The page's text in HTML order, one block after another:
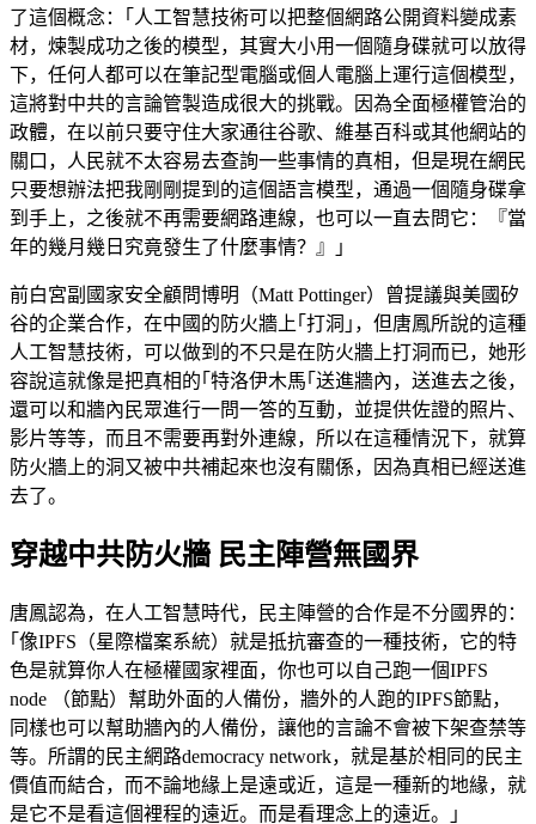
了這個概念：｢人工智慧技術可以把整個網路公開資料變成素
材，煉製成功之後的模型，其實大小用一個隨身碟就可以放得
下，任何人都可以在筆記型電腦或個人電腦上運行這個模型，
這將對中共的言論管製造成很大的挑戰。因為全面極權管治的
政體，在以前只要守住大家通往谷歌、維基百科或其他網站的
關口，人民就不太容易去查詢一些事情的真相，但是現在網民
只要想辦法把我剛剛提到的這個語言模型，通過一個隨身碟拿
到手上，之後就不再需要網路連線，也可以一直去問它：『當
年的幾月幾日究竟發生了什麼事情？』｣
前白宮副國家安全顧問博明（Matt Pottinger）曾提議與美國矽
谷的企業合作，在中國的防火牆上｢打洞｣，但唐鳳所說的這種
人工智慧技術，可以做到的不只是在防火牆上打洞而已，她形
容說這就像是把真相的｢特洛伊木馬｢送進牆內，送進去之後，
還可以和牆內民眾進行一問一答的互動，並提供佐證的照片、
影片等等，而且不需要再對外連線，所以在這種情況下，就算
防火牆上的洞又被中共補起來也沒有關係，因為真相已經送進
去了。
穿越中共防火牆 民主陣營無國界
唐鳳認為，在人工智慧時代，民主陣營的合作是不分國界的：
｢像IPFS（星際檔案系統）就是抵抗審查的一種技術，它的特
色是就算你人在極權國家裡面，你也可以自己跑一個IPFS
node （節點）幫助外面的人備份，牆外的人跑的IPFS節點，
同樣也可以幫助牆內的人備份，讓他的言論不會被下架查禁等
等。所謂的民主網路democracy network，就是基於相同的民主
價值而結合，而不論地緣上是遠或近，這是一種新的地緣，就
是它不是看這個裡程的遠近。而是看理念上的遠近。｣